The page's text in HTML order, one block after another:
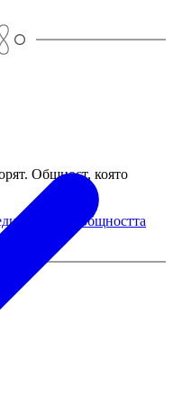
Общност, която
се към общността